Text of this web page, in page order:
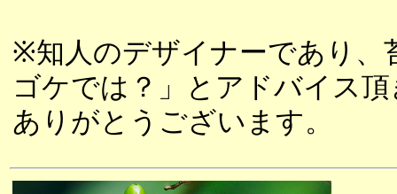
※知人のデザイナーであり、
ゴケでは？」とアドバイス
ありがとうございます。